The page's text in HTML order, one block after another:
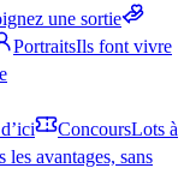
une sortie
PortraitsIls font vivre
ConcoursLots à
les avantages, sans